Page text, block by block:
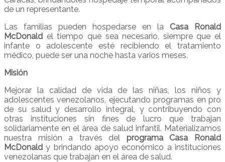
de un representante.
Las familias pueden hospedarse en la Casa Ronald
McDonald el tiempo que sea necesario, siempre que el
infante o adolescente esté recibiendo el tratamiento
médico, puede ser una noche hasta varios meses.
Misión
Mejorar la calidad de vida de las niñas, los niños y
adolescentes venezolanos, ejecutando programas en pro
de su salud y desarrollo integral, y contribuyendo con
otras instituciones sin fines de lucro que trabajan
solidariamente en el área de salud infantil. Materializamos
nuestra misión a través del programa Casa Ronald
McDonald y brindando apoyo económico a instituciones
venezolanas que trabajan en el área de salud.